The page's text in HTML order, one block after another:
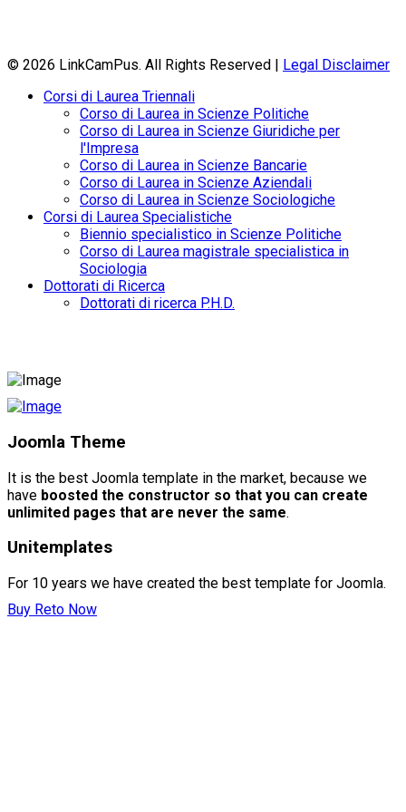
© 2026 LinkCamPus. All Rights Reserved |
Legal Disclaimer
Corsi di Laurea Triennali
Corso di Laurea in Scienze Politiche
Corso di Laurea in Scienze Giuridiche per
l'Impresa
Corso di Laurea in Scienze Bancarie
Corso di Laurea in Scienze Aziendali
Corso di Laurea in Scienze Sociologiche
Corsi di Laurea Specialistiche
Biennio specialistico in Scienze Politiche
Corso di Laurea magistrale specialistica in
Sociologia
Dottorati di Ricerca
Dottorati di ricerca P.H.D.
Joomla Theme
It is the best Joomla template in the market, because we
have boosted the constructor so that you can create
unlimited pages that are never the same.
Unitemplates
For 10 years we have created the best template for Joomla.
Buy Reto Now